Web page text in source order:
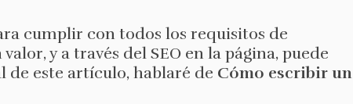
cumplir con todos los requisitos de
y a través del SEO en la página, puede
de este artículo, hablaré de Cómo escribir un